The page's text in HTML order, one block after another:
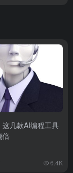
这几款AI编程工具
倍
6.4K